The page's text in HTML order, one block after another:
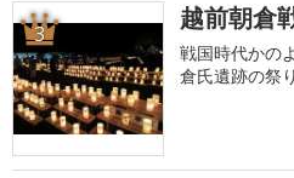
3 越前朝倉
戦国時代かの
倉氏遺跡の祭り